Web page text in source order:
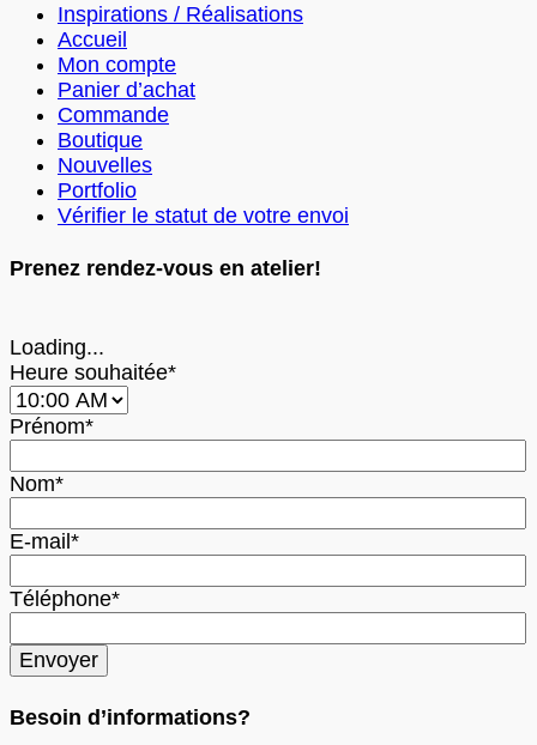
Inspirations / Réalisations
Accueil
Mon compte
Panier d’achat
Commande
Boutique
Nouvelles
Portfolio
Vérifier le statut de votre envoi
Prenez rendez-vous en atelier!
Loading...
Heure souhaitée*
Prénom*
Nom*
E-mail*
Téléphone*
Besoin d’informations?